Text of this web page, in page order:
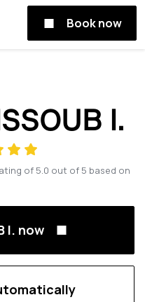
Book now
I.
of 5.0 out of 5 based on
I. now